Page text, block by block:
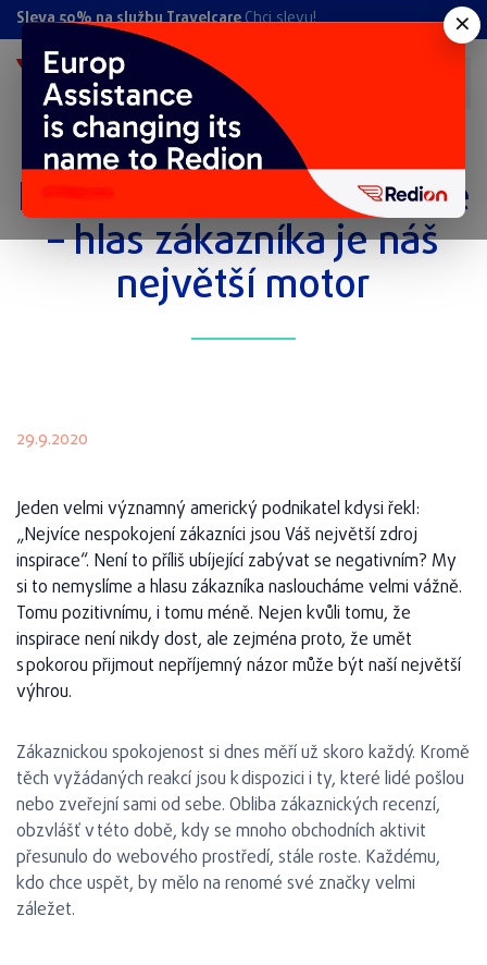
Sleva 50% na službu TravelcareChci slevu!
Kvalita v asistenční službě
– hlas zákazníka je náš
největší motor
29.9.2020
Jeden velmi významný americký podnikatel kdysi řekl:
„Nejvíce nespokojení zákazníci jsou Váš největší zdroj
inspirace“. Není to příliš ubíjející zabývat se negativním? My
si to nemyslíme a hlasu zákazníka nasloucháme velmi vážně.
Tomu pozitivnímu, i tomu méně. Nejen kvůli tomu, že
inspirace není nikdy dost, ale zejména proto, že umět
s pokorou přijmout nepříjemný názor může být naší největší
výhrou.
Zákaznickou spokojenost si dnes měří už skoro každý. Kromě
těch vyžádaných reakcí jsou k dispozici i ty, které lidé pošlou
nebo zveřejní sami od sebe. Obliba zákaznických recenzí,
obzvlášť v této době, kdy se mnoho obchodních aktivit
přesunulo do webového prostředí, stále roste. Každému,
kdo chce uspět, by mělo na renomé své značky velmi
záležet.
×